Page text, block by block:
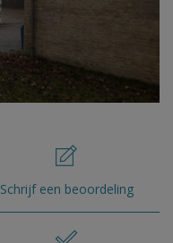
Schrijf een beoordeling